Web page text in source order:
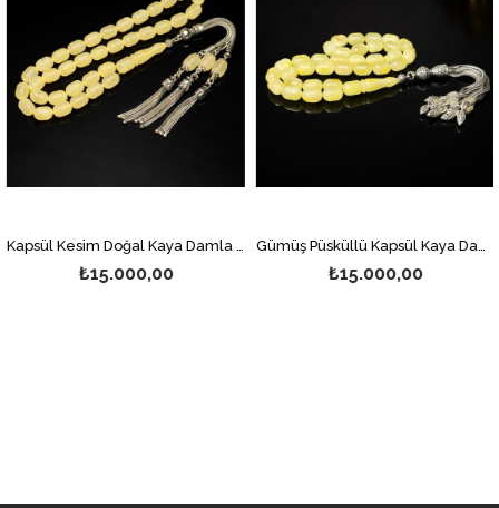
Kapsül Kesim Doğal Kaya Damla Kehribar Tesbih
₺15.000,00
Gümüş Püsküllü Kapsül Kaya Damla Kehribar Tesbih
₺15.000,00